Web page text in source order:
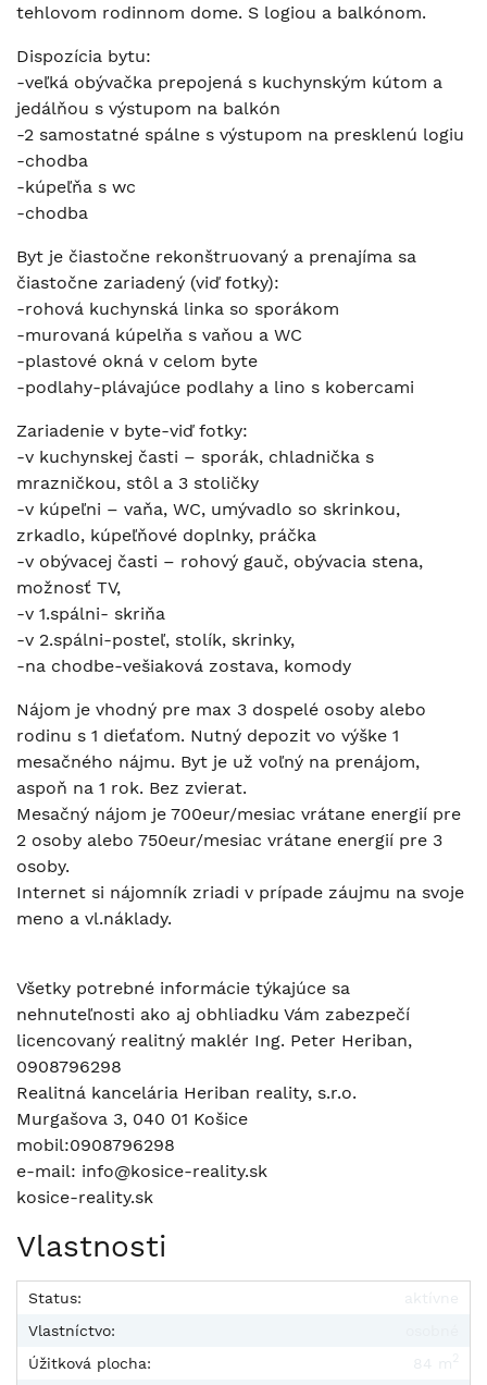
tehlovom rodinnom dome. S logiou a balkónom.
Dispozícia bytu:
-veľká obývačka prepojená s kuchynským kútom a
jedálňou s výstupom na balkón
-2 samostatné spálne s výstupom na presklenú logiu
-chodba
-kúpeľňa s wc
-chodba
Byt je čiastočne rekonštruovaný a prenajíma sa
čiastočne zariadený (viď fotky):
-rohová kuchynská linka so sporákom
-murovaná kúpelňa s vaňou a WC
-plastové okná v celom byte
-podlahy-plávajúce podlahy a lino s kobercami
Zariadenie v byte-viď fotky:
-v kuchynskej časti – sporák, chladnička s
mrazničkou, stôl a 3 stoličky
-v kúpeľni – vaňa, WC, umývadlo so skrinkou,
zrkadlo, kúpeľňové doplnky, práčka
-v obývacej časti – rohový gauč, obývacia stena,
možnosť TV,
-v 1.spálni- skriňa
-v 2.spálni-posteľ, stolík, skrinky,
-na chodbe-vešiaková zostava, komody
Nájom je vhodný pre max 3 dospelé osoby alebo
rodinu s 1 dieťaťom. Nutný depozit vo výške 1
mesačného nájmu. Byt je už voľný na prenájom,
aspoň na 1 rok. Bez zvierat.
Mesačný nájom je 700eur/mesiac vrátane energií pre
2 osoby alebo 750eur/mesiac vrátane energií pre 3
osoby.
Internet si nájomník zriadi v prípade záujmu na svoje
meno a vl.náklady.
Všetky potrebné informácie týkajúce sa
nehnuteľnosti ako aj obhliadku Vám zabezpečí
licencovaný realitný maklér Ing. Peter Heriban,
0908796298
Realitná kancelária Heriban reality, s.r.o.
Murgašova 3, 040 01 Košice
mobil:0908796298
e-mail: info@kosice-reality.sk
kosice-reality.sk
Vlastnosti
Status:
Vlastníctvo:
Úžitková plocha: